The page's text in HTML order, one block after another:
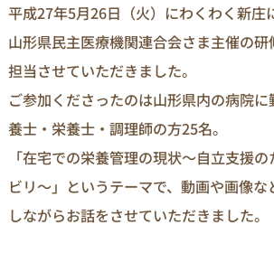
平成27年5月26日（火）にわくわく新庄
山形県民主医療機関連合会さま主催の
担当させていただきました。
ご参加くださったのは山形県内の病院
養士・栄養士・調理師の方25名。
「在宅での栄養管理の現状～自立支援
ビリ～」というテーマで、動画や画像
しながらお話をさせていただきました。